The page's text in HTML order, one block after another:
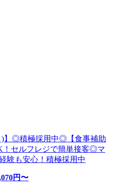
)】◎積極採用中◎【食事補助
！セルフレジで簡単接客◎マ
験も安心！積極採用中
円〜